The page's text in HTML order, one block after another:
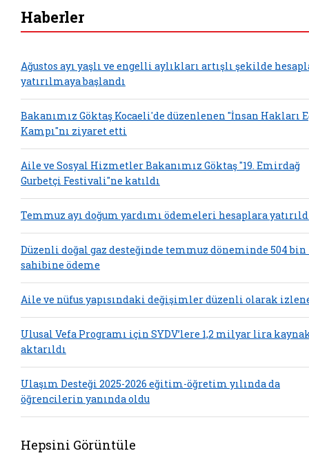
Haberler
Ağustos ayı yaşlı ve engelli aylıkları artışlı şekilde
yatırılmaya başlandı
Bakanımız Göktaş Kocaeli'de düzenlenen "İnsan Hakları
Kampı"nı ziyaret etti
Aile ve Sosyal Hizmetler Bakanımız Göktaş "19. Emirdağ
Gurbetçi Festivali"ne katıldı
Temmuz ayı doğum yardımı ödemeleri hesaplara
Düzenli doğal gaz desteğinde temmuz döneminde 504
sahibine ödeme
Aile ve nüfus yapısındaki değişimler düzenli olarak
Ulusal Vefa Programı için SYDV’lere 1,2 milyar lira
aktarıldı
Ulaşım Desteği 2025-2026 eğitim-öğretim yılında da
öğrencilerin yanında oldu
Hepsini Görüntüle